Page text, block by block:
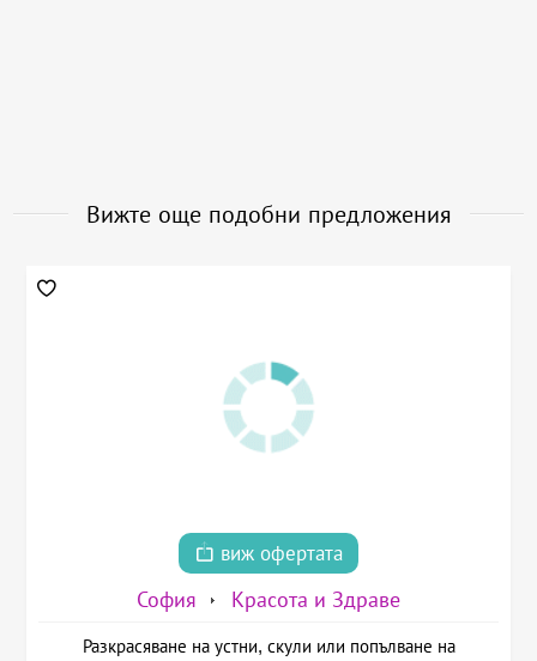
Вижте още подобни предложения
виж офертата
София Красота и Здраве
Разкрасяване на устни, скули или попълване на